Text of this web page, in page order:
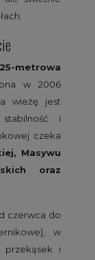
25-metrowa
w 2006
wieżę jest
i
czeka
Masywu
oraz
czerwca do
w
przekąsek i